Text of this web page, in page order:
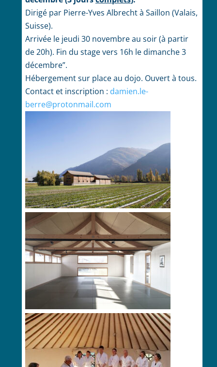
Dirigé par Pierre-Yves Albrecht à Saillon (Valais,
Suisse).
Arrivée le jeudi 30 novembre au soir (à partir
de 20h). Fin du stage vers 16h le dimanche 3
décembre”.
Hébergement sur place au dojo. Ouvert à tous.
Contact et inscription : damien.le-
berre@protonmail.com